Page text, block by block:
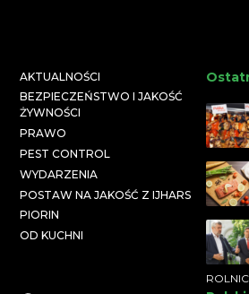
AKTUALNOŚCI
BEZPIECZEŃSTWO I JAKOŚĆ
ŻYWNOŚCI
PRAWO
PEST CONTROL
WYDARZENIA
POSTAW NA JAKOŚĆ Z IJHARS
PIORIN
OD KUCHNI